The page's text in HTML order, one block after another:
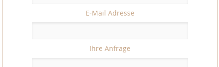
E-Mail Adresse
Ihre Anfrage